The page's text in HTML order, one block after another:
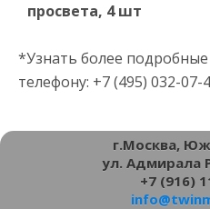
просвета, 4 шт
*Узнать более
телефону: +7 (495) 032-07-
г.Москва,
ул. Адмирала
+7 (916)